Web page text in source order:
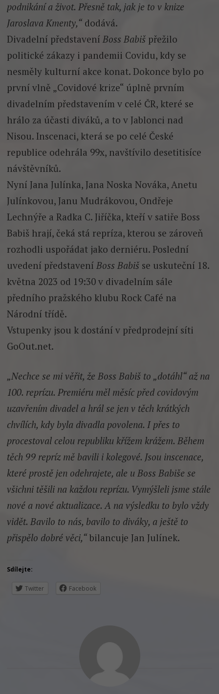
podnikání a život. Přesně tak, jak je to v knize
Jaroslava Kmenty,“dodává.
Divadelní představení Boss Babišpřežilo
politické zákazy i pandemii Covidu, kdy se
nesměly kulturní akce konat. Dokonce bylo po
první vlně „Covidové krize“ úplně prvním
divadelním představením v celé ČR, které se
hrálo za účasti diváků, a to v Jablonci nad
Nisou. Inscenaci, která se po celé České
republice odehrála 99x, navštívilo desetitisíce
návštěvníků.
Nyní Jana Julínka, Jana Noska Nováka, Anetu
Julínkovou, Janu Mudrákovou, Ondřeje
Lechnýře a Radka C. Jiříčka, kteří v satiře Boss
Babiš hrají, čeká stá repríza, kterou se zároveň
rozhodli uspořádat jako derniéru. Poslední
uvedení představení Boss Babišse uskuteční 18.
května 2023 od 19:30 v divadelním sále
předního pražského klubu Rock Café na
Národní třídě.
Vstupenky jsou k dostání v předprodejní síti
GoOut.net.
„Nechce se mi věřit, že Boss Babiš to „dotáhl“ až na
100. reprízu. Premiéru měl měsíc před covidovým
uzavřením divadel a hrál se jen v těch krátkých
chvílích, kdy byla divadla povolena. I přes to
procestoval celou republiku křížem krážem. Během
těch 99 repríz mě bavili i kolegové. Jsou inscenace,
které prostě jen odehrajete, ale u Boss Babiše se
všichni těšili na každou reprízu. Vymýšleli jsme stále
nové a nové aktualizace. A na výsledku to bylo vždy
vidět. Bavilo to nás, bavilo to diváky, a ještě to
přispělo dobré věci,“bilancuje Jan Julínek.
Sdílejte:
Twitter Facebook